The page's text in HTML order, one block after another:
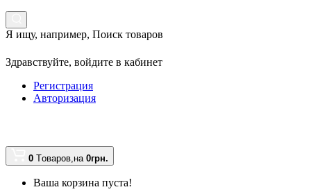
Я ищу, например, Поиск товаров
Здравствуйте, войдите в кабинет
Регистрация
Авторизация
0 Tоваров,на 0грн.
Ваша корзина пуста!